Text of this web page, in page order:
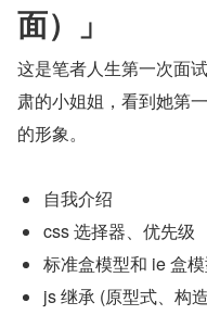
面）」
这是笔者人生第一次面
肃的小姐姐，看到她第
的形象。
自我介绍
css 选择器、优先级
标准盒模型和 ie 盒
js 继承 (原型式、构